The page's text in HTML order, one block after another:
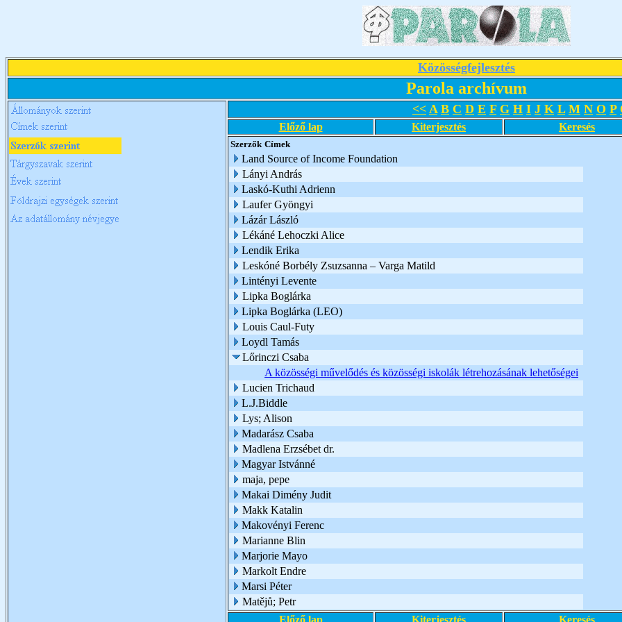
Közösségfejlesztés
Parola archívum
<< A B C D E F G H I J K L M N O P
Előző lap Kiterjesztés Keresés
Szerzők Címek
Land Source of Income Foundation
Lányi András
Laskó-Kuthi Adrienn
Laufer Gyöngyi
Lázár László
Lékáné Lehoczki Alice
Lendik Erika
Leskóné Borbély Zsuzsanna – Varga Matild
Lintényi Levente
Lipka Boglárka
Lipka Boglárka (LEO)
Louis Caul-Futy
Loydl Tamás
Lőrinczi Csaba
A közösségi művelődés és közösségi iskolák létrehozásának lehetőségei
Lucien Trichaud
L.J.Biddle
Lys; Alison
Madarász Csaba
Madlena Erzsébet dr.
Magyar Istvánné
maja, pepe
Makai Dimény Judit
Makk Katalin
Makovényi Ferenc
Marianne Blin
Marjorie Mayo
Markolt Endre
Marsi Péter
Matějů; Petr
Előző lap
Kiterjesztés Keresés